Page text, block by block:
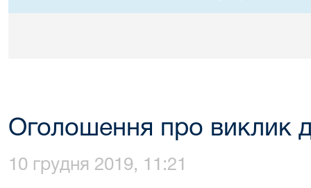
Оголошення про виклик
10 грудня 2019, 11:21